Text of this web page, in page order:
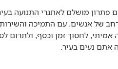
פתרון מושלם לאתגרי התנועה
רחב של אנשים. עם התמיכה
אתם נעים בעיר.